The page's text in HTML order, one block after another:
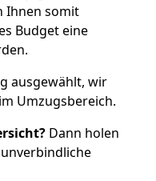
Ihnen somit
Budget eine
ausgewählt, wir
Umzugsbereich.
Dann holen